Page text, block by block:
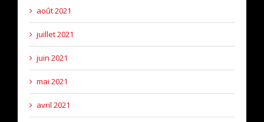
août 2021
juillet 2021
juin 2021
mai 2021
avril 2021